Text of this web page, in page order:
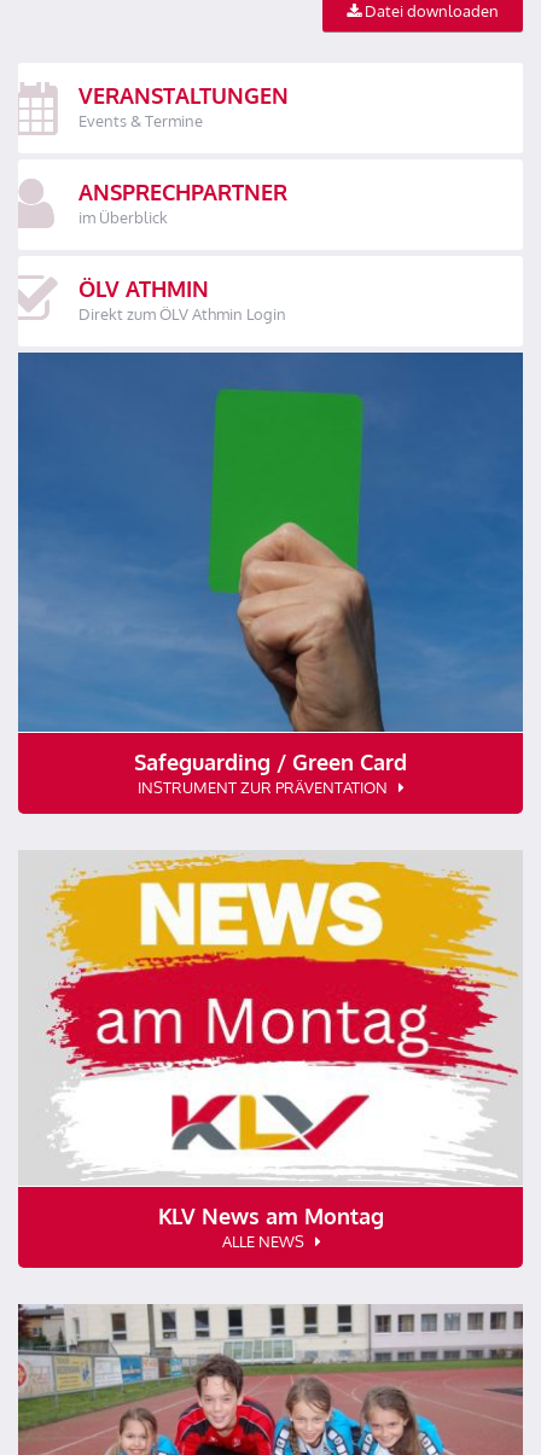
Datei downloaden
VERANSTALTUNGEN
Events & Termine
ANSPRECHPARTNER
im Überblick
ÖLV ATHMIN
Direkt zum ÖLV Athmin Login
Safeguarding / Green Card
INSTRUMENT ZUR PRÄVENTATION
KLV News am Montag
ALLE NEWS